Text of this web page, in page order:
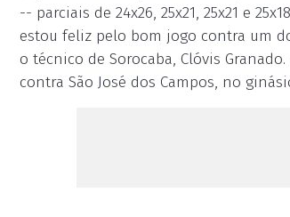
-- parciais de 24x26, 25x21, 25x21 e
estou feliz pelo bom jogo contra um
o técnico de Sorocaba, Clóvis
contra São José dos Campos, no